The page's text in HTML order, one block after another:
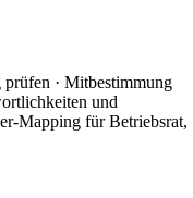
· Mitbestimmung
und
Mapping für Betriebsrat,